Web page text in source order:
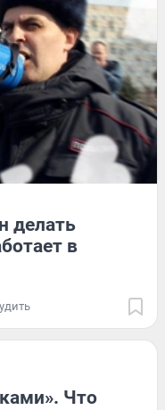
делать
в
Что